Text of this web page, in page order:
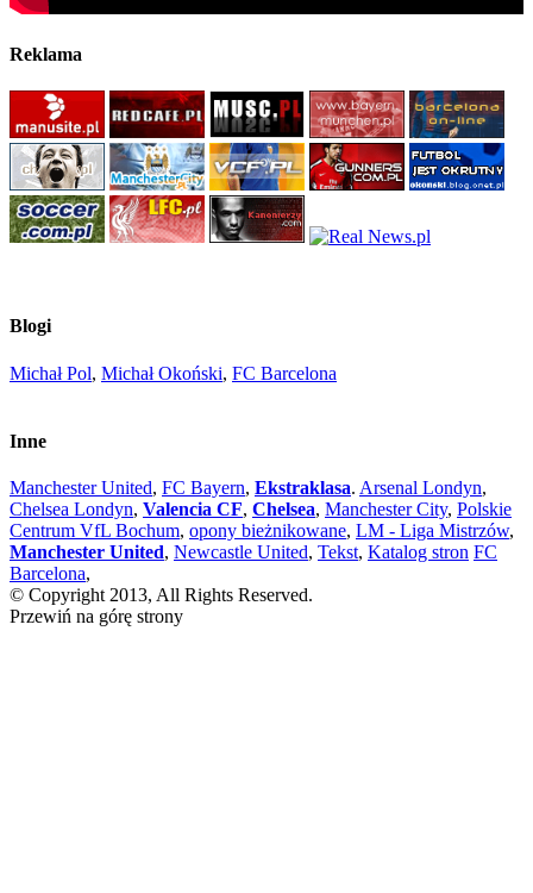
Reklama
Blogi
Michał Pol, Michał Okoński, FC Barcelona
Inne
Manchester United, FC Bayern, Ekstraklasa. Arsenal Londyn,
Chelsea Londyn, Valencia CF, Chelsea, Manchester City, Polskie
Centrum VfL Bochum, opony bieżnikowane, LM - Liga Mistrzów,
Manchester United, Newcastle United, Tekst, Katalog stron FC
Barcelona,
© Copyright 2013, All Rights Reserved.
Przewiń na górę strony